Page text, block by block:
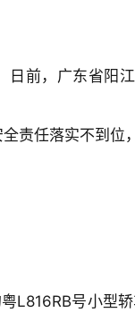
前，广东省阳
责任落实不到
L816RB号小型